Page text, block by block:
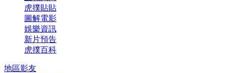
虎撲貼貼
圖解電影
娛樂資訊
新片預告
虎撲百科
地區影友